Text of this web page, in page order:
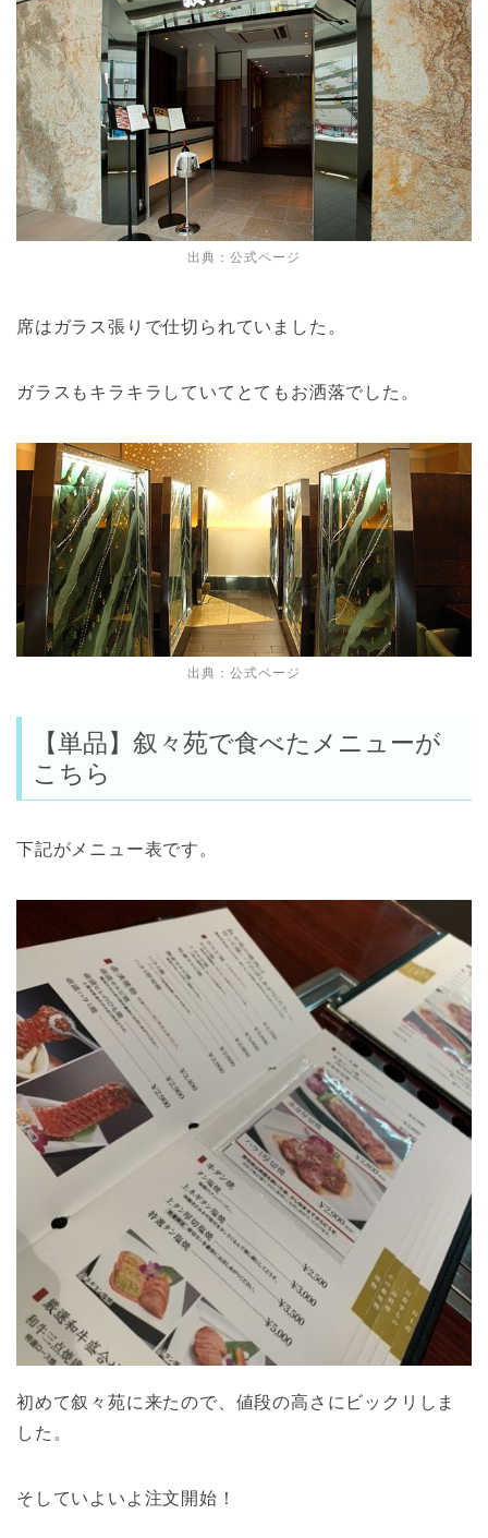
出典： 公式ページ
席はガラス張りで仕切られていました。
ガラスもキラキラしていてとてもお洒落でした。
出典： 公式ページ
【単品】叙々苑で食べたメニューが
こちら
下記がメニュー表です。
初めて叙々苑に来たので、値段の高さにビックリしま
した。
そしていよいよ注文開始！